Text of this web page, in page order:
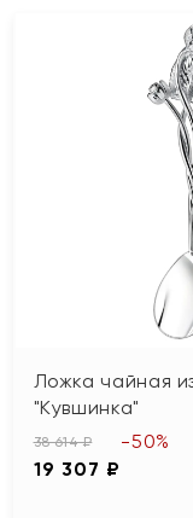
Ложка чайная
"Кувшинка"
38 614 ₽
19 307 ₽
-50%